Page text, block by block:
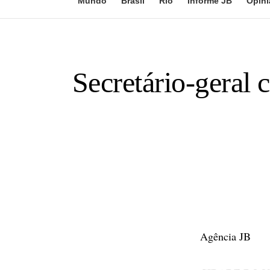
Secretário-geral
Agência JB